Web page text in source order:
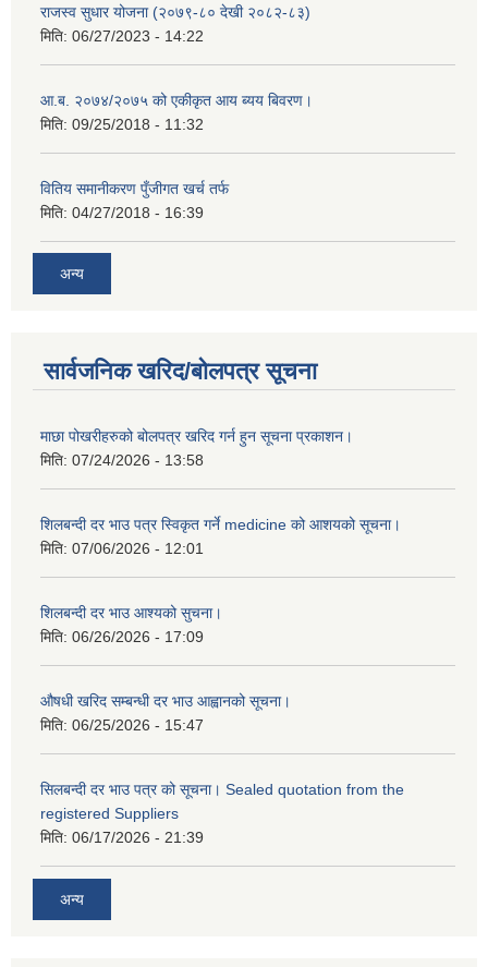
राजस्व सुधार योजना (२०७९-८० देखी २०८२-८३)
मिति: 06/27/2023 - 14:22
आ.ब. २०७४/२०७५ को एकीकृत आय ब्यय बिवरण।
मिति: 09/25/2018 - 11:32
वितिय समानीकरण पुँजीगत खर्च तर्फ
मिति: 04/27/2018 - 16:39
अन्य
सार्वजनिक खरिद/बोलपत्र सूचना
माछा पोखरीहरुको बोलपत्र खरिद गर्न हुन सूचना प्रकाशन।
मिति: 07/24/2026 - 13:58
शिलबन्दी दर भाउ पत्र स्विकृत गर्ने medicine को आशयको सूचना।
मिति: 07/06/2026 - 12:01
शिलबन्दी दर भाउ आश्यको सुचना।
मिति: 06/26/2026 - 17:09
औषधी खरिद सम्बन्धी दर भाउ आह्वानको सूचना।
मिति: 06/25/2026 - 15:47
सिलबन्दी दर भाउ पत्र को सूचना। Sealed quotation from the
registered Suppliers
मिति: 06/17/2026 - 21:39
अन्य